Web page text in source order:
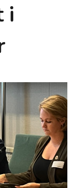
i